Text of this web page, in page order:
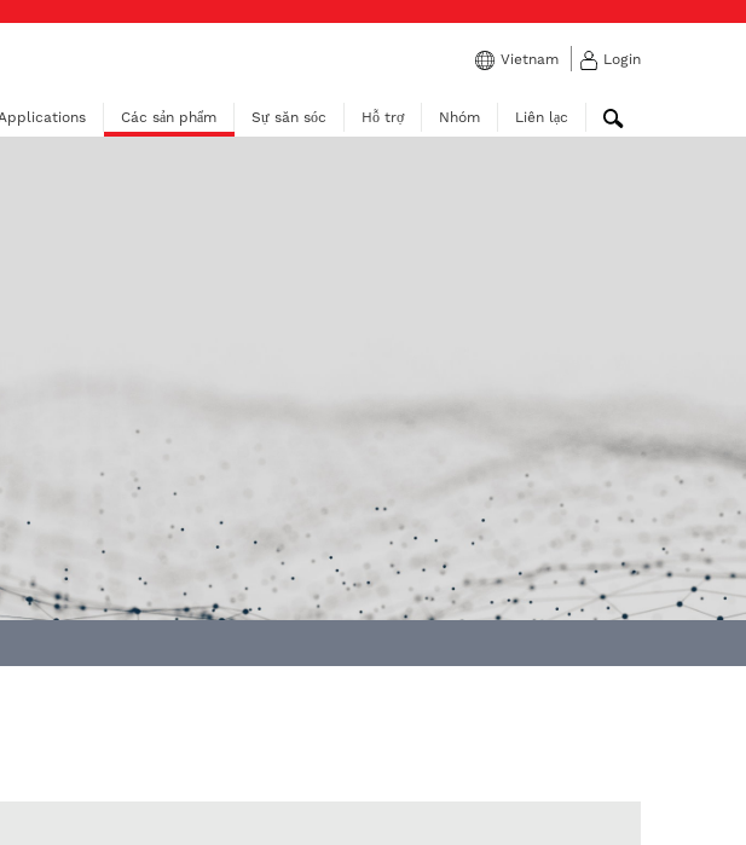
Vietnam Login
Các sản phẩm Sự săn sóc Hỗ trợ Nhóm Liên lạc